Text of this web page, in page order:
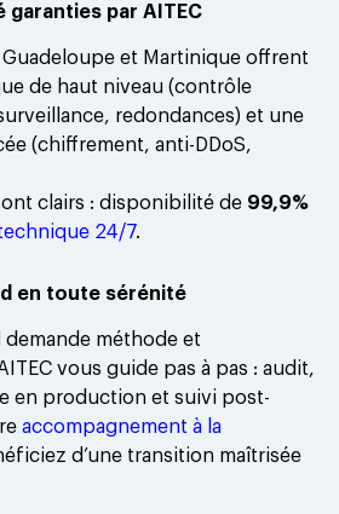
par AITEC
Guadeloupe et Martinique offrent
de haut niveau (contrôle
redondances) et une
(chiffrement, anti-DDoS,
clairs : disponibilité de 99,9%
24/7.
en toute sérénité
demande méthode et
vous guide pas à pas : audit,
en production et suivi post-
accompagnement à la
d’une transition maîtrisée